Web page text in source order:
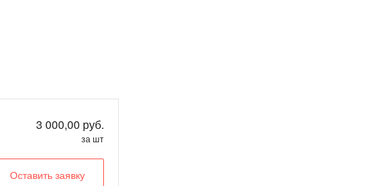
3 000,00 руб.
за шт
Оставить заявку